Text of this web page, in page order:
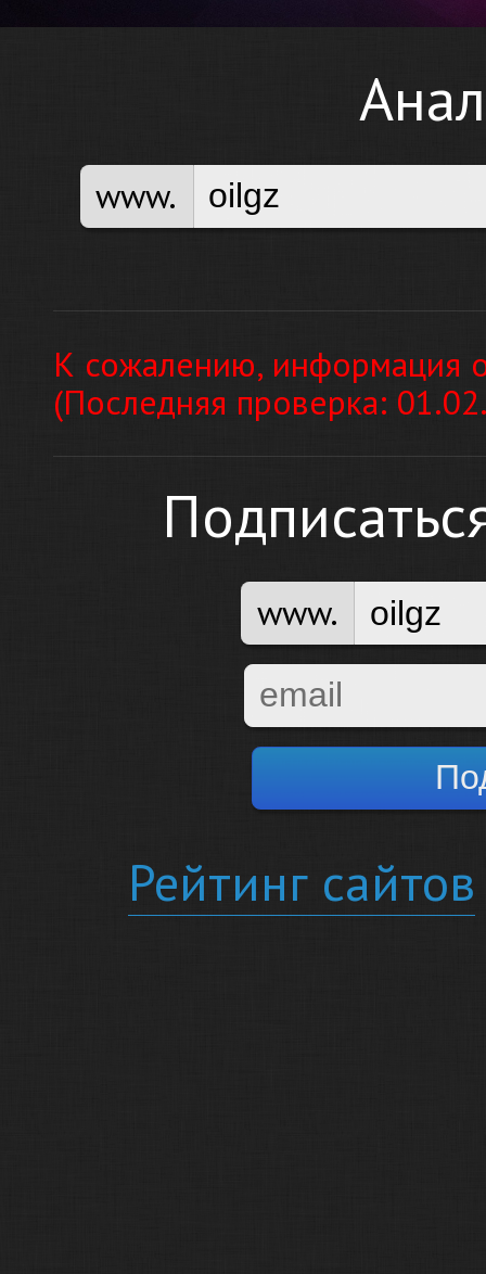
www.
К сожалению, информация
(Последняя проверка:
www.
Рейтинг сайтов